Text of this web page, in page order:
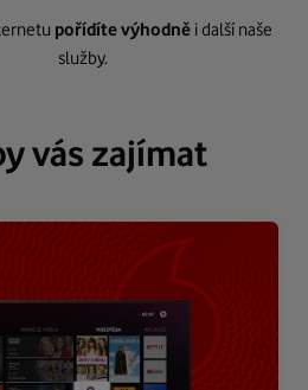
pořídíte výhodně i další naše
služby.
vás zajímat